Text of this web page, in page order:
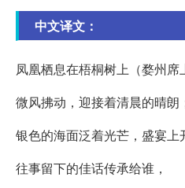
中文译文：
凤凰栖息在梧桐树上（婺州席
微风拂动，迎接着清晨的晴朗
银色的海面泛着光芒，盛宴上
往事留下的佳话传承给谁，